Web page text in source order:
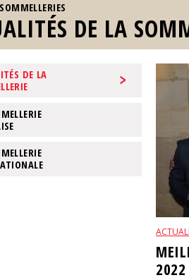
SOMMELLERIES
DE LA
2022
DE LA